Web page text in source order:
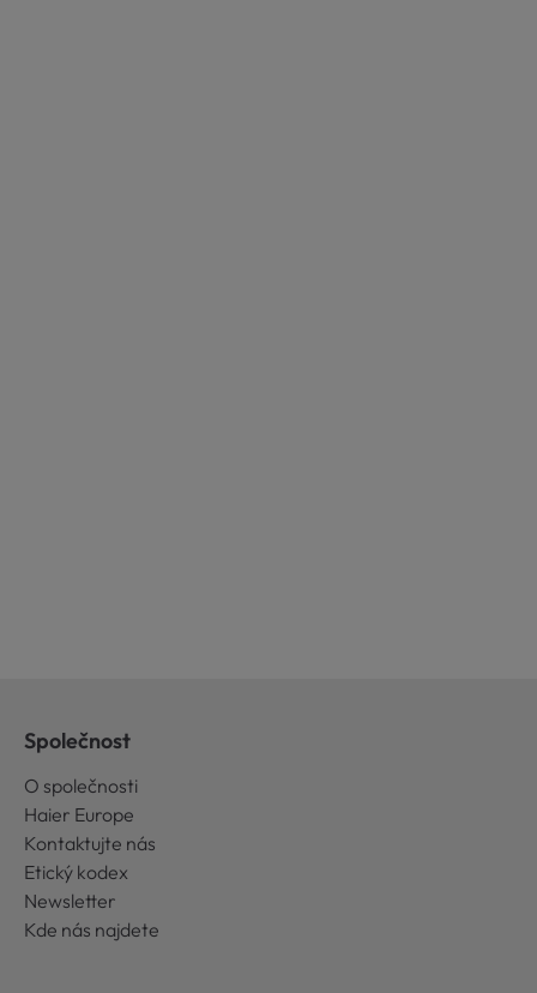
Společnost
O společnosti
Haier Europe
Kontaktujte nás
Etický kodex
Newsletter
Kde nás najdete